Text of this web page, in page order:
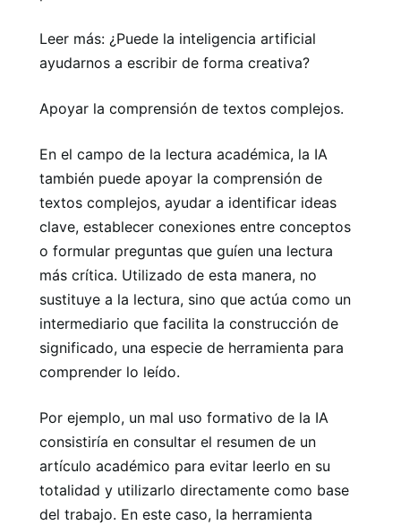
Leer más: ¿Puede la inteligencia artificial
ayudarnos a escribir de forma creativa?
Apoyar la comprensión de textos complejos.
En el campo de la lectura académica, la IA
también puede apoyar la comprensión de
textos complejos, ayudar a identificar ideas
clave, establecer conexiones entre conceptos
o formular preguntas que guíen una lectura
más crítica. Utilizado de esta manera, no
sustituye a la lectura, sino que actúa como un
intermediario que facilita la construcción de
significado, una especie de herramienta para
comprender lo leído.
Por ejemplo, un mal uso formativo de la IA
consistiría en consultar el resumen de un
artículo académico para evitar leerlo en su
totalidad y utilizarlo directamente como base
del trabajo. En este caso, la herramienta